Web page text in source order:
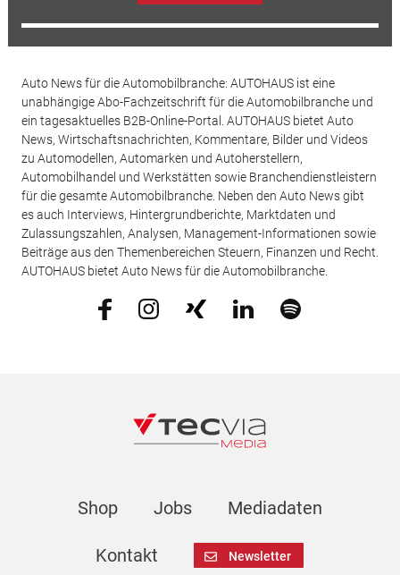
Auto News für die Automobilbranche: AUTOHAUS ist eine
unabhängige Abo-Fachzeitschrift für die Automobilbranche und
ein tagesaktuelles B2B-Online-Portal. AUTOHAUS bietet Auto
News, Wirtschaftsnachrichten, Kommentare, Bilder und Videos
zu Automodellen, Automarken und Autoherstellern,
Automobilhandel und Werkstätten sowie Branchendienstleistern
für die gesamte Automobilbranche. Neben den Auto News gibt
es auch Interviews, Hintergrundberichte, Marktdaten und
Zulassungszahlen, Analysen, Management-Informationen sowie
Beiträge aus den Themenbereichen Steuern, Finanzen und Recht.
AUTOHAUS bietet Auto News für die Automobilbranche.
Shop Jobs Mediadaten
Kontakt Newsletter